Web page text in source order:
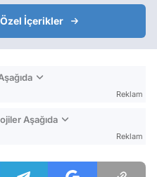
İçerikler
Reklam
Aşağıda
Reklam